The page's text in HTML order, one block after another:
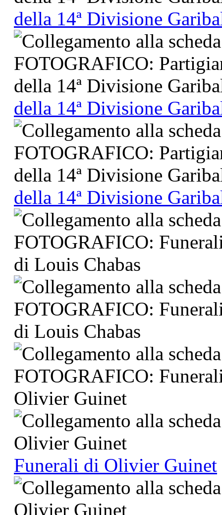
della 14ª Divisione
della 14ª Divisione
della 14ª Divisione
Funerali di Olivier Guinet